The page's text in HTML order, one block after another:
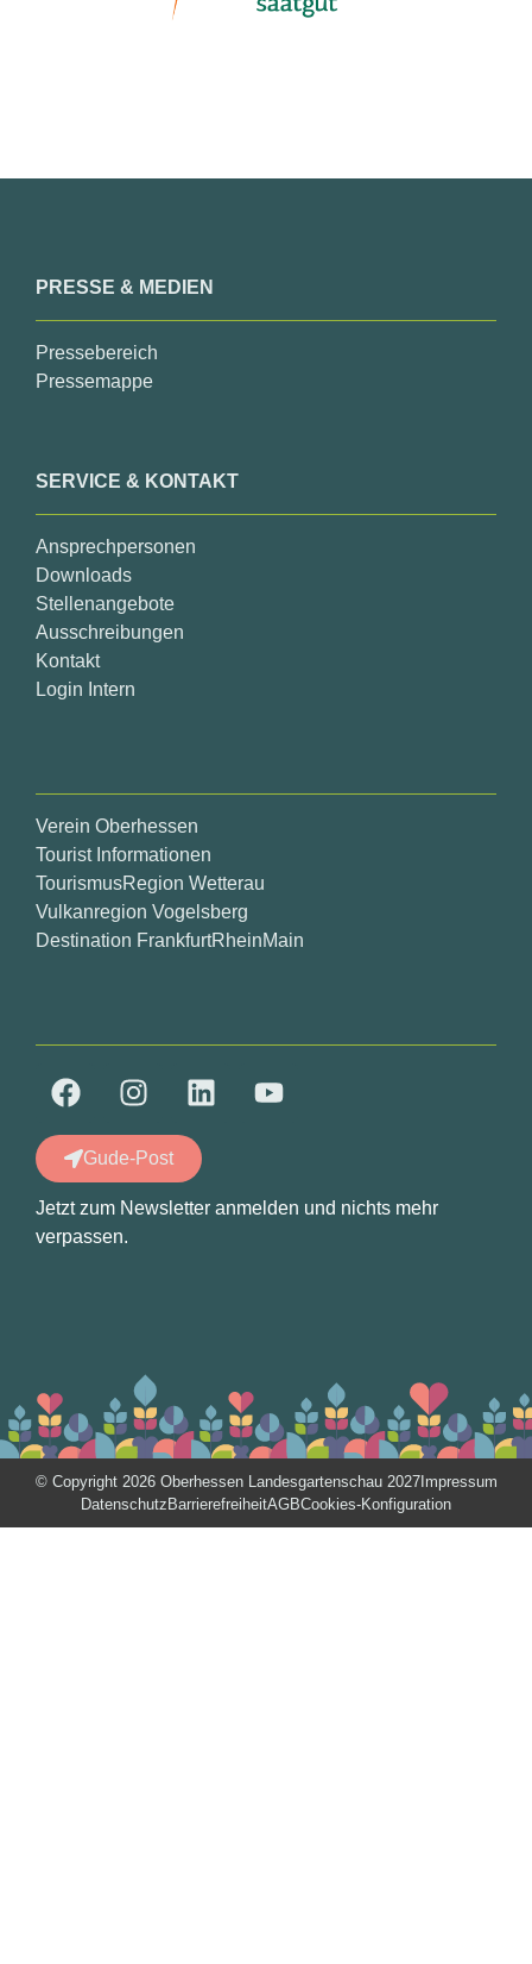
PRESSE & MEDIEN
Pressebereich
Pressemappe
SERVICE & KONTAKT
Ansprechpersonen
Downloads
Stellenangebote
Ausschreibungen
Kontakt
Login Intern
Verein Oberhessen
Tourist Informationen
TourismusRegion Wetterau
Vulkanregion Vogelsberg
Destination FrankfurtRheinMain
Gude-Post
Jetzt zum Newsletter anmelden und nichts mehr
verpassen.
© Copyright 2026 Oberhessen Landesgartenschau 2027Impressum
Datenschutz BarrierefreiheitAGBCookies-Konfiguration